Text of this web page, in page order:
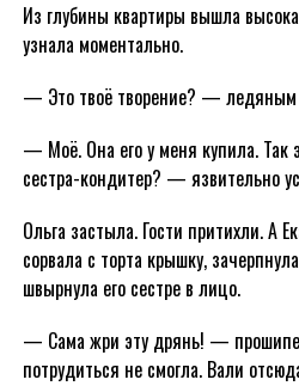
Из глубины квартиры вышла
узнала моментально.
— Это твоё творение? — ледяным
— Моё. Она его у меня купила. Так
сестра-кондитер? — язвительно
Ольга застыла. Гости притихли. А
сорвала с торта крышку,
швырнула его сестре в лицо.
— Сама жри эту дрянь! —
потрудиться не смогла. Вали